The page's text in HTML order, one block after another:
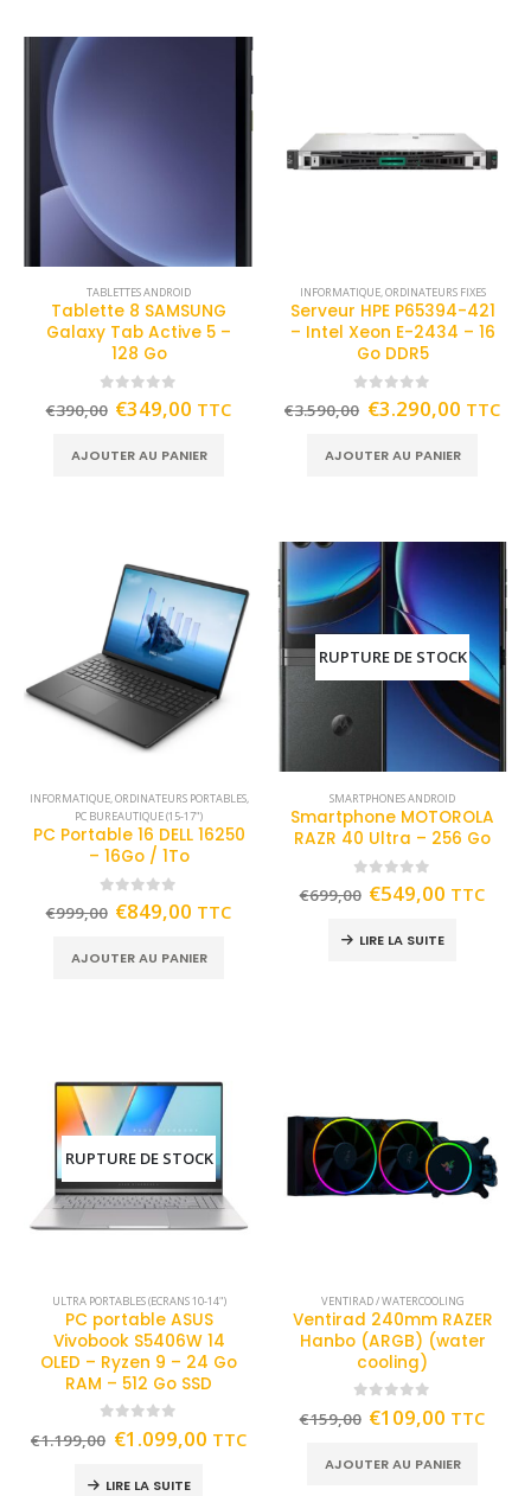
TABLETTES ANDROID
Tablette 8 SAMSUNG
Galaxy Tab Active 5 –
128 Go
out of 5
€390,00 €349,00 TTC
AJOUTER AU PANIER
INFORMATIQUE,ORDINATEURS FIXES
Serveur HPE P65394-421
– Intel Xeon E-2434 – 16
Go DDR5
out of 5
€3.590,00 €3.290,00 TTC
AJOUTER AU PANIER
INFORMATIQUE,ORDINATEURS PORTABLES,
PC BUREAUTIQUE (15-17")
PC Portable 16 DELL 16250
– 16Go / 1To
out of 5
€999,00 €849,00 TTC
AJOUTER AU PANIER
RUPTURE DE STOCK
SMARTPHONES ANDROID
Smartphone MOTOROLA
RAZR 40 Ultra – 256 Go
out of 5
€699,00 €549,00 TTC
LIRE LA SUITE
RUPTURE DE STOCK
ULTRA PORTABLES (ECRANS 10-14")
PC portable ASUS
Vivobook S5406W 14
OLED – Ryzen 9 – 24 Go
RAM – 512 Go SSD
out of 5
€1.199,00 €1.099,00 TTC
LIRE LA SUITE
VENTIRAD / WATERCOOLING
Ventirad 240mm RAZER
Hanbo (ARGB) (water
cooling)
out of 5
€159,00 €109,00 TTC
AJOUTER AU PANIER